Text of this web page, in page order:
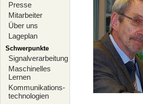
Presse
Mitarbeiter
Über uns
Lageplan
Schwerpunkte
Signalverarbeitung
Maschinelles
Lernen
Kommunikations-
technologien